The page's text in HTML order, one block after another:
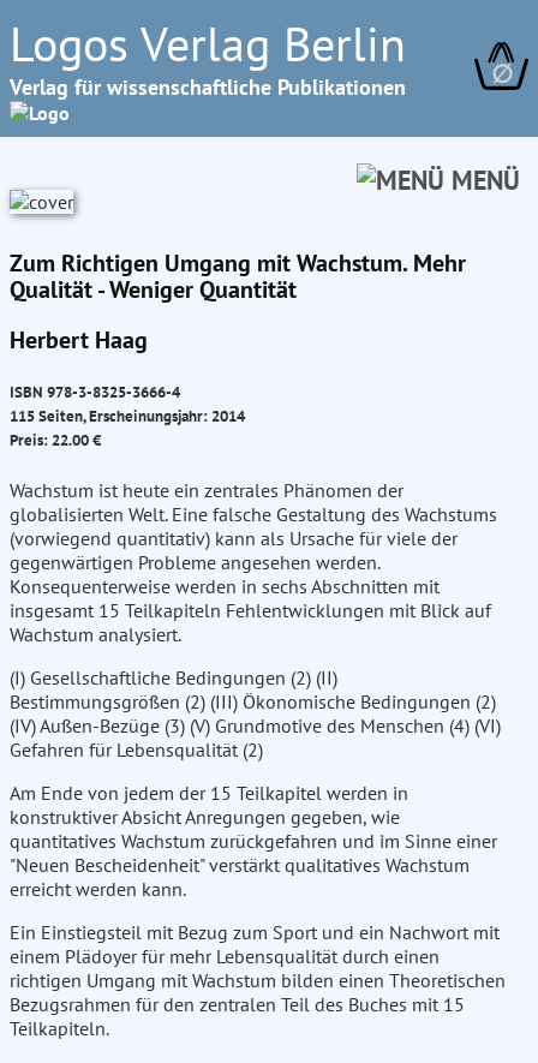
Logos Verlag Berlin
Verlag für wissenschaftliche Publikationen ∅
MENÜ
Zum Richtigen Umgang mit Wachstum. Mehr
Qualität - Weniger Quantität
Herbert Haag
ISBN 978-3-8325-3666-4
115 Seiten, Erscheinungsjahr: 2014
Preis: 22.00 €
Wachstum ist heute ein zentrales Phänomen der
globalisierten Welt. Eine falsche Gestaltung des Wachstums
(vorwiegend quantitativ) kann als Ursache für viele der
gegenwärtigen Probleme angesehen werden.
Konsequenterweise werden in sechs Abschnitten mit
insgesamt 15 Teilkapiteln Fehlentwicklungen mit Blick auf
Wachstum analysiert.
(I) Gesellschaftliche Bedingungen (2) (II)
Bestimmungsgrößen (2) (III) Ökonomische Bedingungen (2)
(IV) Außen-Bezüge (3) (V) Grundmotive des Menschen (4) (VI)
Gefahren für Lebensqualität (2)
Am Ende von jedem der 15 Teilkapitel werden in
konstruktiver Absicht Anregungen gegeben, wie
quantitatives Wachstum zurückgefahren und im Sinne einer
"Neuen Bescheidenheit" verstärkt qualitatives Wachstum
erreicht werden kann.
Ein Einstiegsteil mit Bezug zum Sport und ein Nachwort mit
einem Plädoyer für mehr Lebensqualität durch einen
richtigen Umgang mit Wachstum bilden einen Theoretischen
Bezugsrahmen für den zentralen Teil des Buches mit 15
Teilkapiteln.